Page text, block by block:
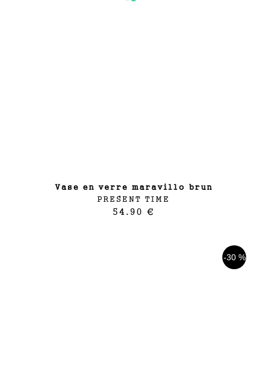
vase en verre maravillo brun
PRESENT TIME
54.90 €
-30 %